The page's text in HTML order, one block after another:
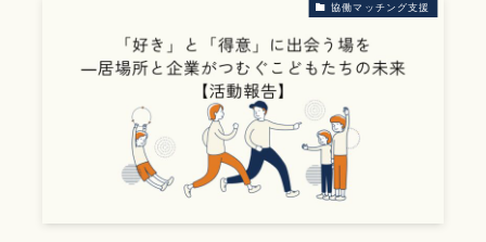
協働マッチング支援